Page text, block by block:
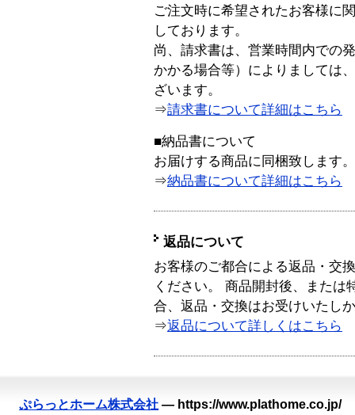
ご注文時に希望されたお客様に
しております。
尚、請求書は、営業時間内での
かかる場合等）によりましては
ざいます。
⇒請求書について詳細はこちら
■納品書について
お届けする商品に同梱致します。
⇒納品書について詳細はこちら
返品について
お客様のご都合による返品・交
ください。 商品開封後、または
合、返品・交換はお受けいたし
⇒返品について詳しくはこちら
ぷらっとホーム株式会社 — https://www.plathome.co.jp/